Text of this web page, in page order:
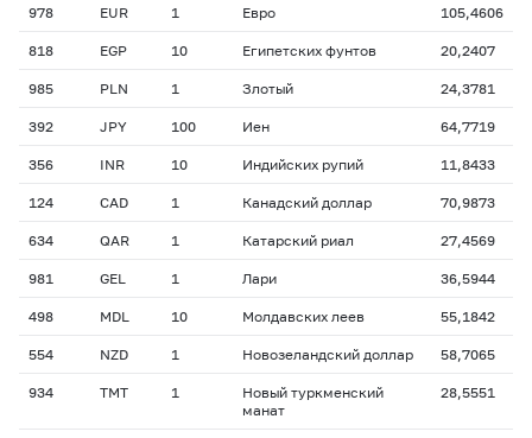
978 EUR 1 Евро 105,4606
818 EGP 10 Египетских фунтов 20,2407
985 PLN 1 Злотый 24,3781
392 JPY 100 Иен 64,7719
356 INR 10 Индийских рупий 11,8433
124 CAD 1 Канадский доллар 70,9873
634 QAR 1 Катарский риал 27,4569
981 GEL 1 Лари 36,5944
498 MDL 10 Молдавских леев 55,1842
554 NZD 1 Новозеландский доллар 58,7065
934 TMT 1
Новый туркменский
манат
28,5551